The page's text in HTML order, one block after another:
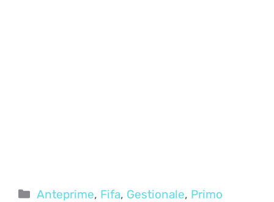
Categorie
Anteprime, Fifa, Gestionale, Primo